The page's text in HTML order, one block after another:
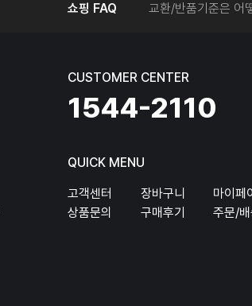
쇼핑 FAQ
교환/반품기준은 어
온라인에서 구매한
CUSTOMER CENTER
1544-2110
QUICK MENU
고객센터 장바구니
마이페
상품문의
구매후기 주문/